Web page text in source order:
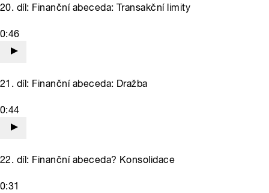
20. díl: Finanční abeceda: Transakční limity
0:46
21. díl: Finanční abeceda: Dražba
0:44
22. díl: Finanční abeceda? Konsolidace
0:31